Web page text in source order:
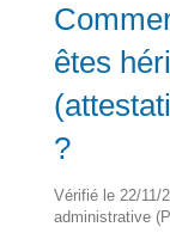
êtes
?
Vérifié le 22/11/
administrative